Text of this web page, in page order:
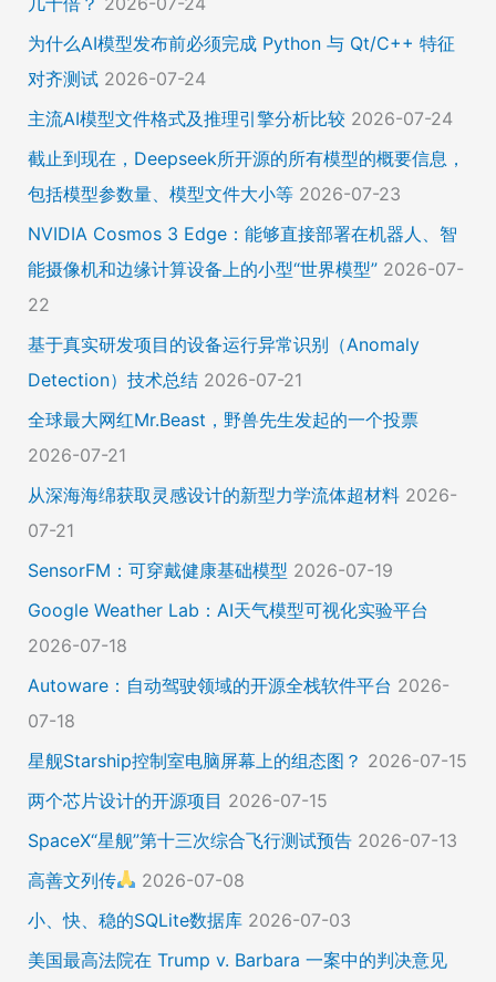
为什么AI模型发布前必须完成 Python 与 Qt/C++ 特征
对齐测试 2026-07-24
主流AI模型文件格式及推理引擎分析比较 2026-07-24
截止到现在，Deepseek所开源的所有模型的概要信息，
包括模型参数量、模型文件大小等 2026-07-23
NVIDIA Cosmos 3 Edge：能够直接部署在机器人、智
能摄像机和边缘计算设备上的小型“世界模型” 2026-07-
22
基于真实研发项目的设备运行异常识别（Anomaly
Detection）技术总结 2026-07-21
全球最大网红Mr.Beast，野兽先生发起的一个投票
2026-07-21
从深海海绵获取灵感设计的新型力学流体超材料 2026-
07-21
SensorFM：可穿戴健康基础模型 2026-07-19
Google Weather Lab：AI天气模型可视化实验平台
2026-07-18
Autoware：自动驾驶领域的开源全栈软件平台 2026-
07-18
星舰Starship控制室电脑屏幕上的组态图？ 2026-07-15
两个芯片设计的开源项目 2026-07-15
SpaceX“星舰”第十三次综合飞行测试预告 2026-07-13
高善文列传
2026-07-08
小、快、稳的SQLite数据库 2026-07-03
美国最高法院在 Trump v. Barbara 一案中的判决意见